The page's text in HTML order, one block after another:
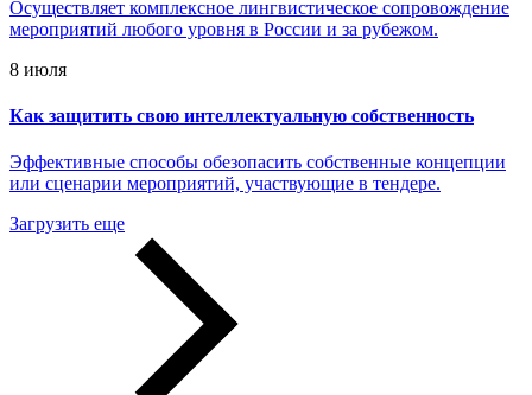
Осуществляет комплексное лингвистическое сопровождение
мероприятий любого уровня в России и за рубежом.
8 июля
Как защитить свою интеллектуальную собственность
Эффективные способы обезопасить собственные концепции
или сценарии мероприятий, участвующие в тендере.
Загрузить еще